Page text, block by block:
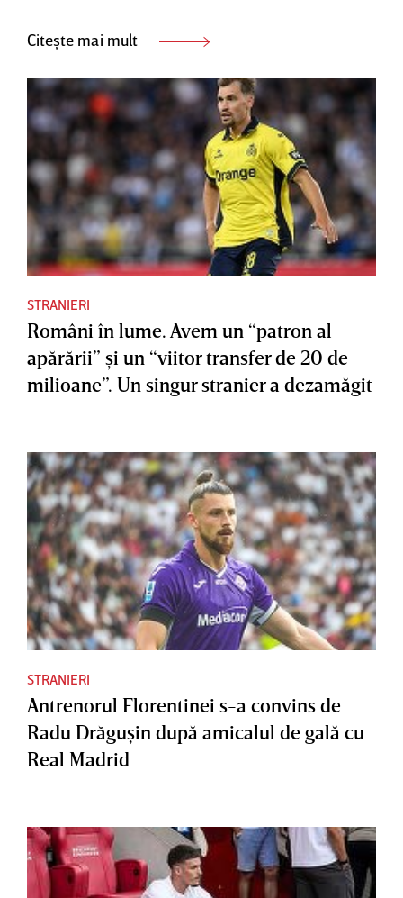
Citește mai mult
STRANIERI
Români în lume. Avem un “patron al
apărării” şi un “viitor transfer de 20 de
milioane”. Un singur stranier a dezamăgit
STRANIERI
Antrenorul Florentinei s-a convins de
Radu Drăguşin după amicalul de gală cu
Real Madrid